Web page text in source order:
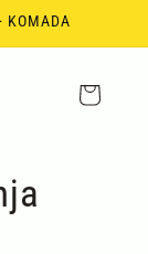
KOMADA
Korpa